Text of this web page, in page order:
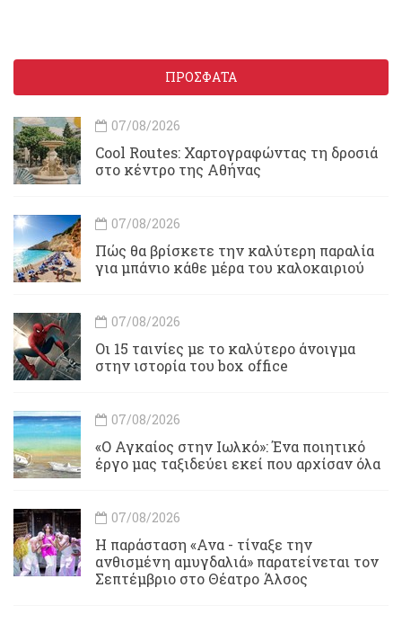
ΠΡΟΣΦΑΤΑ
07/08/2026
Cool Routes: Χαρτογραφώντας τη δροσιά
στο κέντρο της Αθήνας
07/08/2026
Πώς θα βρίσκετε την καλύτερη παραλία
για μπάνιο κάθε μέρα του καλοκαιριού
07/08/2026
Οι 15 ταινίες με το καλύτερο άνοιγμα
στην ιστορία του box office
07/08/2026
«Ο Αγκαίος στην Ιωλκό»: Ένα ποιητικό
έργο μας ταξιδεύει εκεί που αρχίσαν όλα
07/08/2026
Η παράσταση «Ανα - τίναξε την
ανθισμένη αμυγδαλιά» παρατείνεται τον
Σεπτέμβριο στο Θέατρο Άλσος